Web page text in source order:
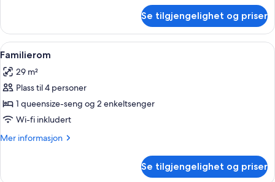
balkong,
sjøutsikt
Se tilgjengelighet og priser
Åpne
alle
bildene
av
Familierom
Familierom | Minibar, safe på
4
Familierom
29 m²
Plass til 4 personer
1 queensize-seng og 2 enkeltsenger
Wi-fi inkludert
Mer informasjon
Mer
Se tilgjengelighet og priser